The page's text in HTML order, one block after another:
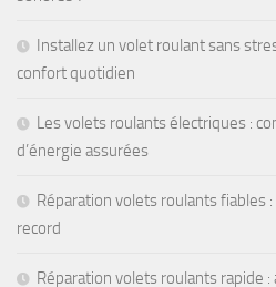
Installez un volet roulant sans
confort quotidien
Les volets roulants électriques :
d’énergie assurées
Réparation volets roulants fiables
record
Réparation volets roulants rapide